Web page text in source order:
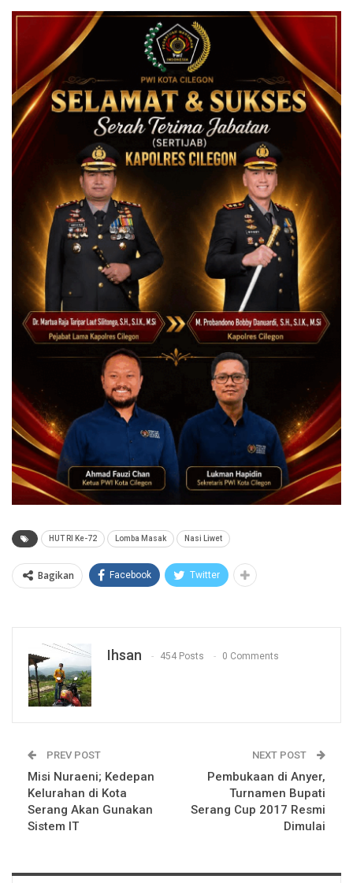
HUT RI Ke-72 Lomba Masak Nasi Liwet
Bagikan Facebook Twitter
Ihsan 454 Posts 0 Comments
PREV POST
Misi Nuraeni; Kedepan
Kelurahan di Kota
Serang Akan Gunakan
Sistem IT
NEXT POST
Pembukaan di Anyer,
Turnamen Bupati
Serang Cup 2017 Resmi
Dimulai